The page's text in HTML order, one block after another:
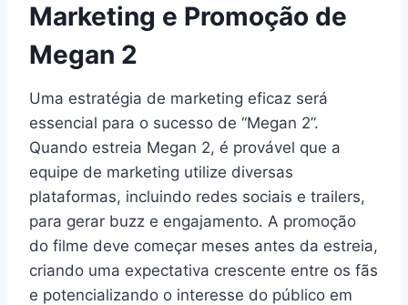
Marketing e Promoção de
Megan 2
Uma estratégia de marketing eficaz será
essencial para o sucesso de “Megan 2”.
Quando estreia Megan 2, é provável que a
equipe de marketing utilize diversas
plataformas, incluindo redes sociais e trailers,
para gerar buzz e engajamento. A promoção
do filme deve começar meses antes da estreia,
criando uma expectativa crescente entre os fãs
e potencializando o interesse do público em